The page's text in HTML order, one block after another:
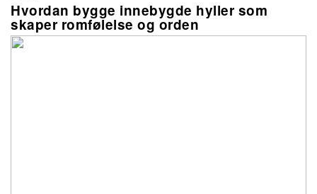
Hvordan bygge innebygde hyller som
skaper romfølelse og orden